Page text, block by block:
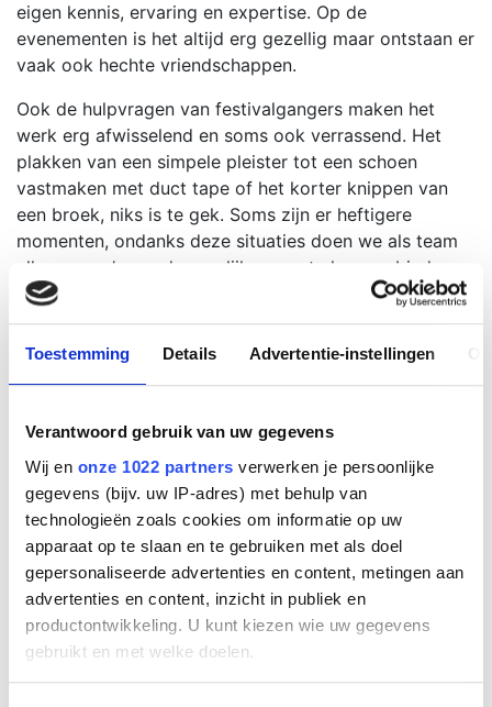
Toestemming Details Advertentie-instellingen
Verantwoord gebruik van uw gegevens
Wij en onze 1022 partners verwerken je persoonlijke
gegevens (bijv. uw IP-adres) met behulp van
technologieën zoals cookies om informatie op uw
apparaat op te slaan en te gebruiken met als doel
gepersonaliseerde advertenties en content, metingen aan
advertenties en content, inzicht in publiek en
productontwikkeling. U kunt kiezen wie uw gegevens
gebruikt en met welke doelen.
eigen kennis, ervaring en expertise. Op de
evenementen is het altijd erg gezellig maar ontstaan er
vaak ook hechte vriendschappen.
Ook de hulpvragen van festivalgangers maken het
werk erg afwisselend en soms ook verrassend. Het
plakken van een simpele pleister tot een schoen
vastmaken met duct tape of het korter knippen van
een broek, niks is te gek. Soms zijn er heftigere
momenten, ondanks deze situaties doen we als team
alles om zo’n goed mogelijke zorg te kunnen bieden.
Daar ben ik trots op, we doen het samen!
Nijmeegse Vierdaagse. Vorige jaar kreeg ik de kans
om samen met Erik en Wim mee te rijden met de
groots evenement voor zowel de wandelaars als voor
de feestvierders. Ik heb mijn ogen uitgekeken en
genoten van de sfeer!
Ik ga het stokje overdragen aan een fijne collega van
de CCU en goede vriendin Madelon Engels.
Tot op het volgende evenement!
Heeft u nog vragen?